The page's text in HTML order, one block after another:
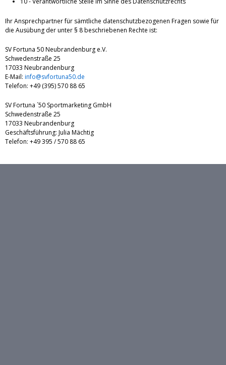
Ihr Ansprechpartner für sämtliche datenschutzbezogenen Fragen sowie für
die Ausübung der unter § 8 beschriebenen Rechte ist:
SV Fortuna 50 Neubrandenburg e.V.
Schwedenstraße 25
17033 Neubrandenburg
E-Mail: info@svfortuna50.de
Telefon: +49 (395) 570 88 65
SV Fortuna ´50 Sportmarketing GmbH
Schwedenstraße 25
17033 Neubrandenburg
Geschäftsführung: Julia Mächtig
Telefon: +49 395 / 570 88 65